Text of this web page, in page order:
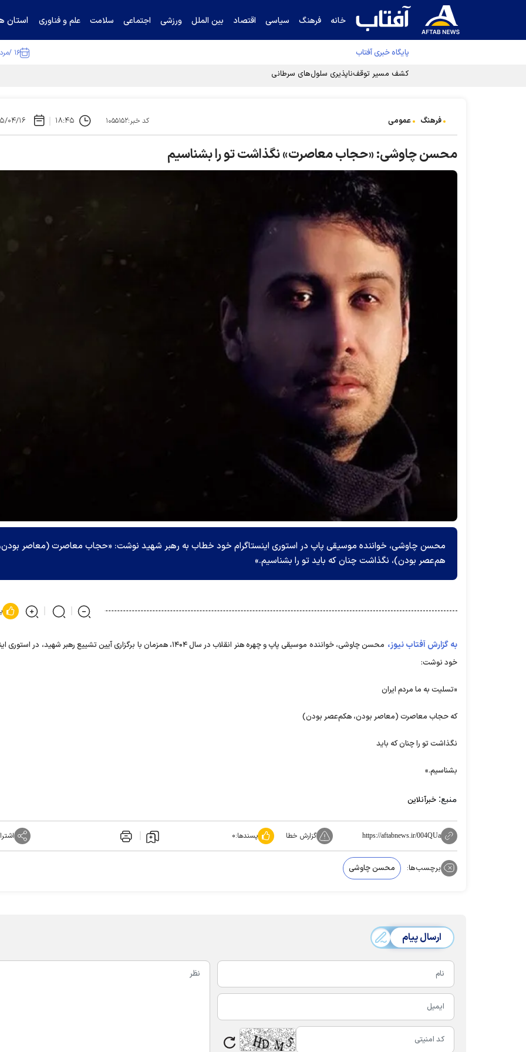
خانه فرهنگ سیاسی اقتصاد بین الملل ورزشی اجتماعی سلامت علم و فناوری استان
پایگاه خبری آفتاب ۱۶ /مرداد /۱۴۰۵
کشف مسیر توقف‌ناپذیری سلول‌های سرطانی
فرهنگ عمومی کد خبر:۱۰۵۵۱۵۲ ۱۸:۴۵ ۱۴۰۵/
محسن چاوشی: «حجاب معاصرت» نگذاشت تو را بشناسیم
محسن چاوشی، خواننده موسیقی پاپ در استوری اینستاگرام خود خطاب به رهبر شهید نوشت: «حجاب معاصرت (معاصر بودن،
هم‌عصر بودن)، نگذاشت چنان که باید تو را بشناسیم.»
به گزارش آفتاب نیوز،
محسن چاوشی، خواننده موسیقی پاپ و چهره هنر انقلاب در سال ۱۴۰۴، همزمان با برگزاری آیین تشییع رهبر شهید، در
خود نوشت:
«تسلیت به ما مردم ایران
که حجاب معاصرت (معاصر بودن، هکم‌عصر بودن)
نگذاشت تو را چنان که باید
بشناسیم.»
منبع: خبرآنلاین
https://aftabnews.ir/004QUa گزارش خطا پسندها:۰
برچسب‌ها: محسن چاوشی
ارسال پیام